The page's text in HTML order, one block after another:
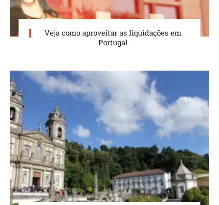
Veja como aproveitar as liquidações em
Portugal